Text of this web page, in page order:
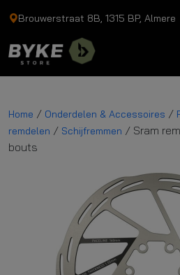
Brouwerstraat 8B, 1315 BP, Almere
Home / Onderdelen & Accessoires /
remdelen / Schijfremmen / Sram
bouts